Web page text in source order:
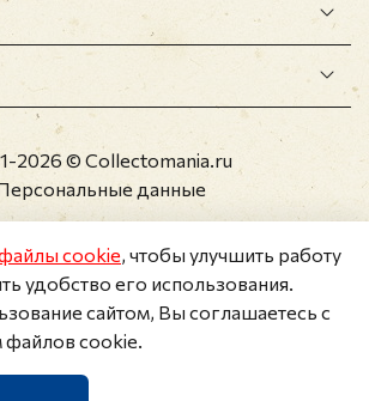
2026 © Collectomania.ru
данные
cookie, чтобы улучшить работу
удобство его использования.
сайтом, Вы соглашаетесь с
файлов cookie.